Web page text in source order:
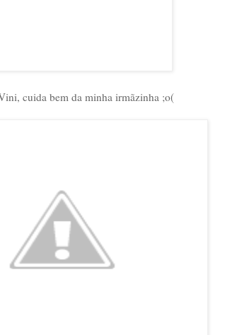
cuida bem da minha irmãzinha ;o(